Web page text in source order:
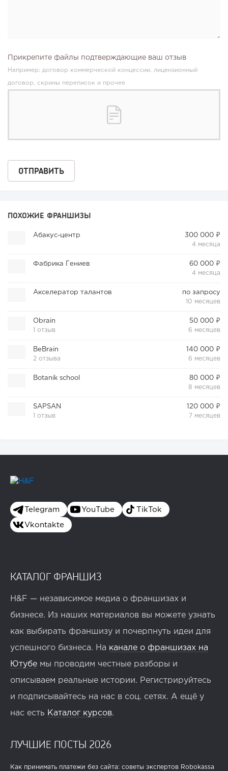
Прикрепите файлы подтверждающие ваш отзыв
Например: договор коммерческой концессии, лицензионный
договор, скрины переписок и прочее
ПОХОЖИЕ ФРАНШИЗЫ
Абакус-центр
300 000 ₽
4 месяца
Фабрика Гениев
60 000 ₽
4 месяца
Акселератор талантов
по запросу
10 месяцев
Obrain
1 отзыв
50 000 ₽
6 месяцев
BeBrain
2 отзыва
140 000 ₽
6 месяцев
Botanik school
80 000 ₽
8 месяцев
SAPSAN
1 отзыв
120 000 ₽
7 месяцев
Telegram YouTube TikTok
Vkontakte
КАТАЛОГ ФРАНШИЗ
H&F — независимое медиа о франшизах и
бизнесе. Из наших материалов вы можете узнать
как выбирать франшизу и почерпнуть идеи для
успешного бизнеса. На канале о франшизах на
Ютубе мы проводим честные разборы и
описываем реальные истории. Регистрируйтесь
и подписывайтесь на нас в соц. сетях. А ещё у
нас есть Каталог курсов.
ЛУЧШИЕ ПОСТЫ 2026
Как принимать платежи без сайта: советы экспертов Robokassa